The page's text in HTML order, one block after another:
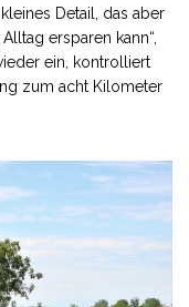
Detail, das aber
ersparen kann“,
ein, kontrolliert
zum acht Kilometer